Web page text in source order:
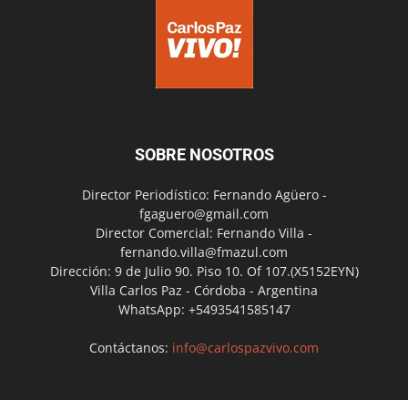
SOBRE NOSOTROS
Director Periodístico: Fernando Agüero -
fgaguero@gmail.com
Director Comercial: Fernando Villa -
fernando.villa@fmazul.com
Dirección: 9 de Julio 90. Piso 10. Of 107.(X5152EYN)
Villa Carlos Paz - Córdoba - Argentina
WhatsApp: +5493541585147
Contáctanos: info@carlospazvivo.com